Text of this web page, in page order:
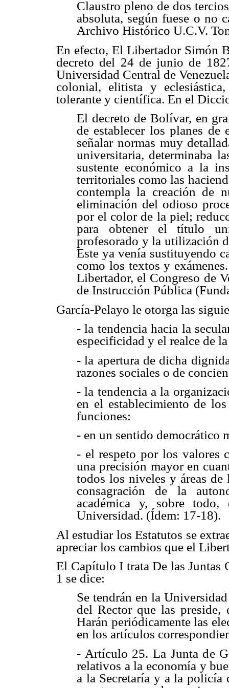
Claustro pleno de dos
absoluta, según fuese o no
Archivo Histórico U.C.V.
En efecto, El Libertador Simón
decreto del 24 de junio de
Universidad Central de
colonial, elitista y
tolerante y científica. En el
El decreto de Bolívar, en
de establecer los planes de
señalar normas muy
universitaria, determinaba
sustente económico a la
territoriales como las
contempla la creación de
eliminación del odioso
por el color de la piel;
para obtener el título
profesorado y la utilización
Este ya venía sustituyendo
como los textos y
Libertador, el Congreso de
de Instrucción Pública
García-Pelayo le otorga las
- la tendencia hacia la
especificidad y el realce de
- la apertura de dicha
razones sociales o de
- la tendencia a la
en el establecimiento de
funciones:
- en un sentido democrático
- el respeto por los valores
una precisión mayor en
todos los niveles y áreas
consagración de la
académica y, sobre
Universidad. (Ídem: 17-18).
Al estudiar los Estatutos se
apreciar los cambios que el
El Capítulo I trata De las Juntas
1 se dice:
Se tendrán en la
del Rector que las preside,
Harán periódicamente las
en los artículos
- Artículo 25. La Junta de
relativos a la economía y
a la Secretaría y a la policía